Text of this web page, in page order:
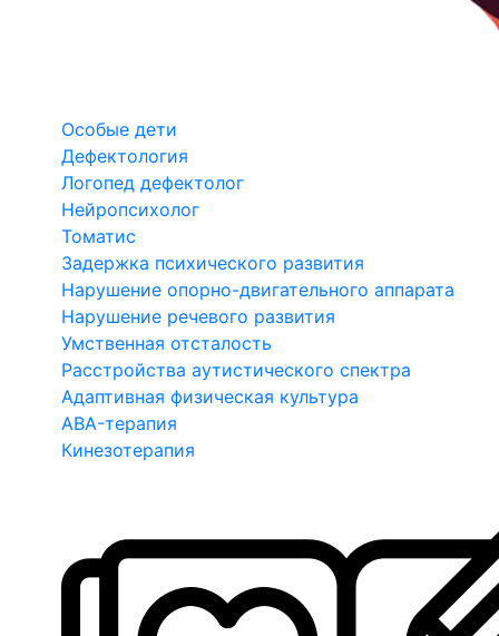
Особые дети
Дефектология
Логопед дефектолог
Нейропсихолог
Томатис
Задержка психического развития
Нарушение опорно-двигательного аппарата
Нарушение речевого развития
Умственная отсталость
Расстройства аутистического спектра
Адаптивная физическая культура
ABA-терапия
Кинезотерапия